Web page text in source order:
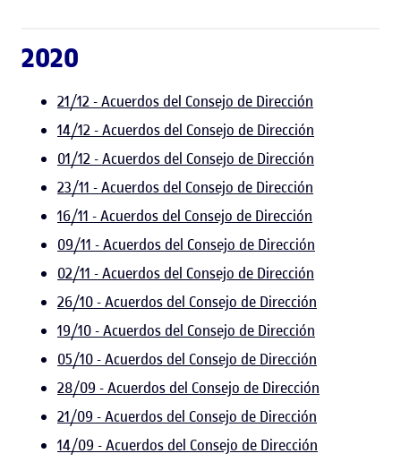
2020
21/12 - Acuerdos del Consejo de Dirección
14/12 - Acuerdos del Consejo de Dirección
01/12 - Acuerdos del Consejo de Dirección
23/11 - Acuerdos del Consejo de Dirección
16/11 - Acuerdos del Consejo de Dirección
09/11 - Acuerdos del Consejo de Dirección
02/11 - Acuerdos del Consejo de Dirección
26/10 - Acuerdos del Consejo de Dirección
19/10 - Acuerdos del Consejo de Dirección
05/10 - Acuerdos del Consejo de Dirección
28/09 - Acuerdos del Consejo de Dirección
21/09 - Acuerdos del Consejo de Dirección
14/09 - Acuerdos del Consejo de Dirección